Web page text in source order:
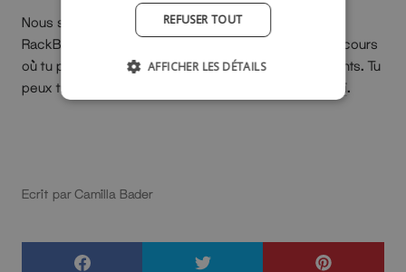
Nous serions ravis de voir comment tu décores ton
RackBuddy! C'est pourquoi nous avons créé un concours
où tu peux te faire rembourser ton portant à vêtements. Tu
peux trouver des information sur cette campagne
ici.
Ecrit par Camilla Bader
REFUSER TOUT
AFFICHER LES DÉTAILS